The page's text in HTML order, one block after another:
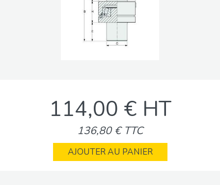
114,00 € HT
136,80 € TTC
AJOUTER AU PANIER